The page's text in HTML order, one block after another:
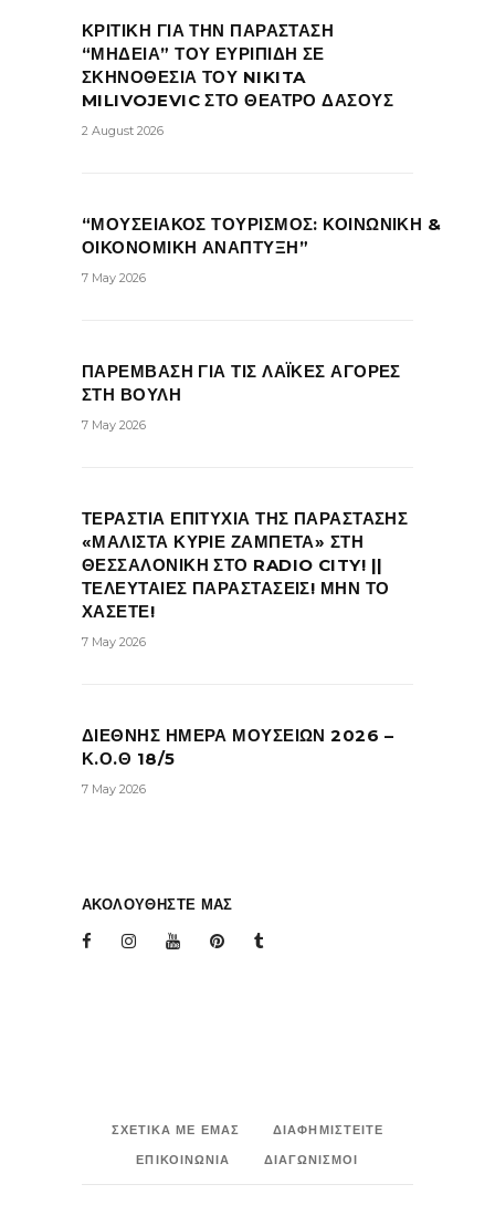
ΚΡΙΤΙΚΗ ΓΙΑ ΤΗΝ ΠΑΡΑΣΤΑΣΗ
“ΜΗΔΕΙΑ” ΤΟΥ ΕΥΡΙΠΙΔΗ ΣΕ
ΣΚΗΝΟΘΕΣΙΑ ΤΟΥ NIKITA
MILIVOJEVIC ΣΤΟ ΘΕΑΤΡΟ ΔΑΣΟΥΣ
2 August 2026
“ΜΟΥΣΕΙΑΚΟΣ ΤΟΥΡΙΣΜΟΣ: ΚΟΙΝΩΝΙΚΗ &
ΟΙΚΟΝΟΜΙΚΗ ΑΝΑΠΤΥΞΗ”
7 May 2026
ΠΑΡΕΜΒΑΣΗ ΓΙΑ ΤΙΣ ΛΑΪΚΕΣ ΑΓΟΡΕΣ
ΣΤΗ ΒΟΥΛΗ
7 May 2026
ΤΕΡΑΣΤΙΑ ΕΠΙΤΥΧΙΑ ΤΗΣ ΠΑΡΑΣΤΑΣΗΣ
«ΜΑΛΙΣΤΑ ΚΥΡΙΕ ΖΑΜΠΕΤΑ» ΣΤΗ
ΘΕΣΣΑΛΟΝΙΚΗ ΣΤΟ RADIO CITY! ||
ΤΕΛΕΥΤΑΙΕΣ ΠΑΡΑΣΤΑΣΕΙΣ! ΜΗΝ ΤΟ
ΧΑΣΕΤΕ!
7 May 2026
ΔΙΕΘΝΗΣ ΗΜΕΡΑ ΜΟΥΣΕΙΩΝ 2026 –
Κ.Ο.Θ 18/5
7 May 2026
ΑΚΟΛΟΥΘΗΣΤΕ ΜΑΣ
ΣΧΕΤΙΚΑ ΜΕ ΕΜΑΣ
ΔΙΑΦΗΜΙΣΤΕΙΤΕ
ΕΠΙΚΟΙΝΩΝΙΑ
ΔΙΑΓΩΝΙΣΜΟΙ